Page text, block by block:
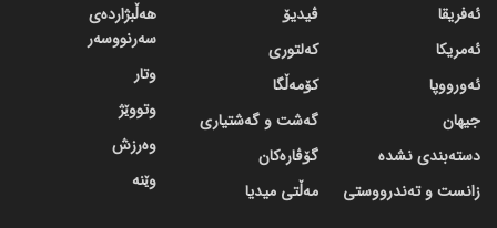
ئەفریقا
ئەمریکا
ئەورووپا
جیهان
دسته‌بندی نشده
زانست و تەندرووستی
ڤیدیۆ
کەلتوری
کۆمەڵگا
گه‌شت و گه‌شتیاری
گۆڤاره‌کان
مەڵتی میدیا
هەڵبژاردەی
سەرنووسەر
وتار
وتووێژ
وەرزش
وێنە